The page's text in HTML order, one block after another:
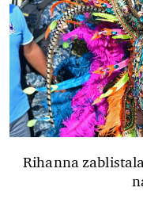
Rihanna